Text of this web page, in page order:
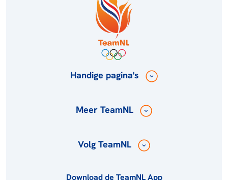
Handige pagina's
Meer TeamNL
Volg TeamNL
Download de TeamNL App